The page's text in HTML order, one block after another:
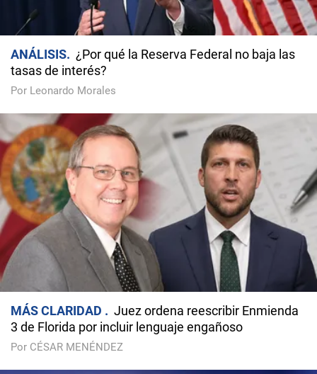
ANÁLISIS
¿Por qué la Reserva Federal no baja las
tasas de interés?
Por Leonardo Morales
MÁS CLARIDAD
Juez ordena reescribir Enmienda
3 de Florida por incluir lenguaje engañoso
Por CÉSAR MENÉNDEZ